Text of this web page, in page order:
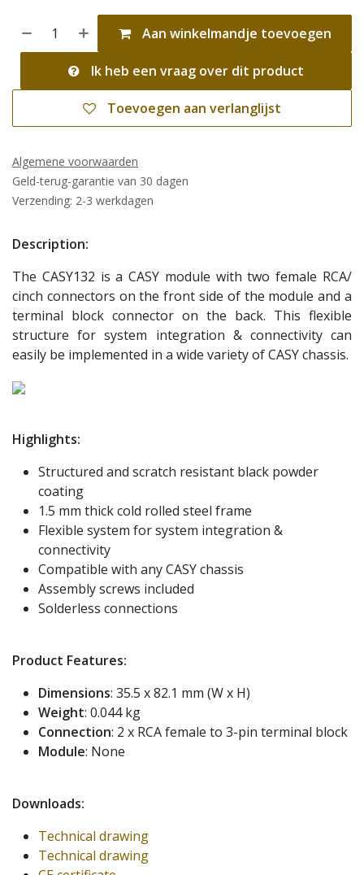
Aan winkelmandje toevoegen
Ik heb een vraag over dit product
Toevoegen aan verlanglijst
Algemene voorwaarden
Geld-terug-garantie van 30 dagen
Verzending: 2-3 werkdagen
Description:
The CASY132 is a CASY module with two female RCA/
cinch connectors on the front side of the module and a
terminal block connector on the back. This flexible
structure for system integration & connectivity can
easily be implemented in a wide variety of CASY chassis.
Highlights:
Structured and scratch resistant black powder
coating
1.5 mm thick cold rolled steel frame
Flexible system for system integration &
connectivity
Compatible with any CASY chassis
Assembly screws included
Solderless connections
Product Features:
Dimensions: 35.5 x 82.1 mm (W x H)
Weight: 0.044 kg
Connection: 2 x RCA female to 3-pin terminal block
Module: None
Downloads:
Technical drawing
Technical drawing